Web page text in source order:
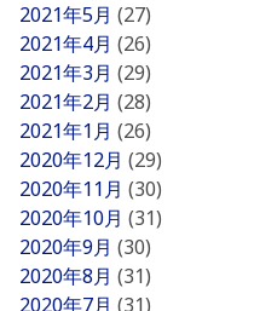
2021年5月 (27)
2021年4月 (26)
2021年3月 (29)
2021年2月 (28)
2021年1月 (26)
2020年12月 (29)
2020年11月 (30)
2020年10月 (31)
2020年9月 (30)
2020年8月 (31)
2020年7月 (31)